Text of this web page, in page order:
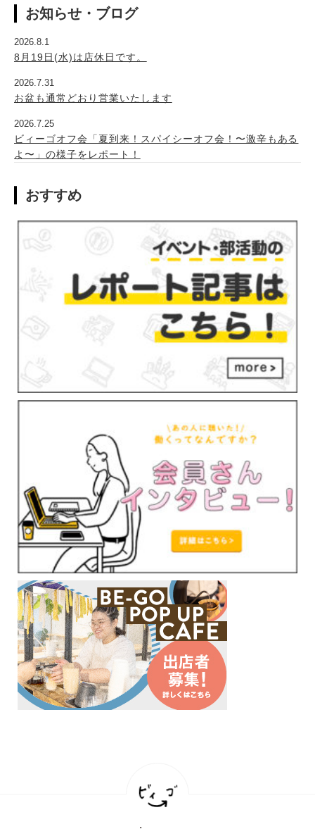
お知らせ・ブログ
2026.8.1
8月19日(水)は店休日です。
2026.7.31
お盆も通常どおり営業いたします
2026.7.25
ビィーゴオフ会「夏到来！スパイシーオフ会！〜激辛もある
よ〜」の様子をレポート！
おすすめ